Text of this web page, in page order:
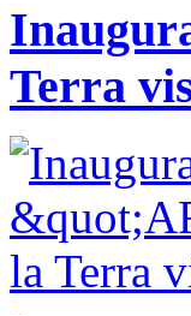
Terra